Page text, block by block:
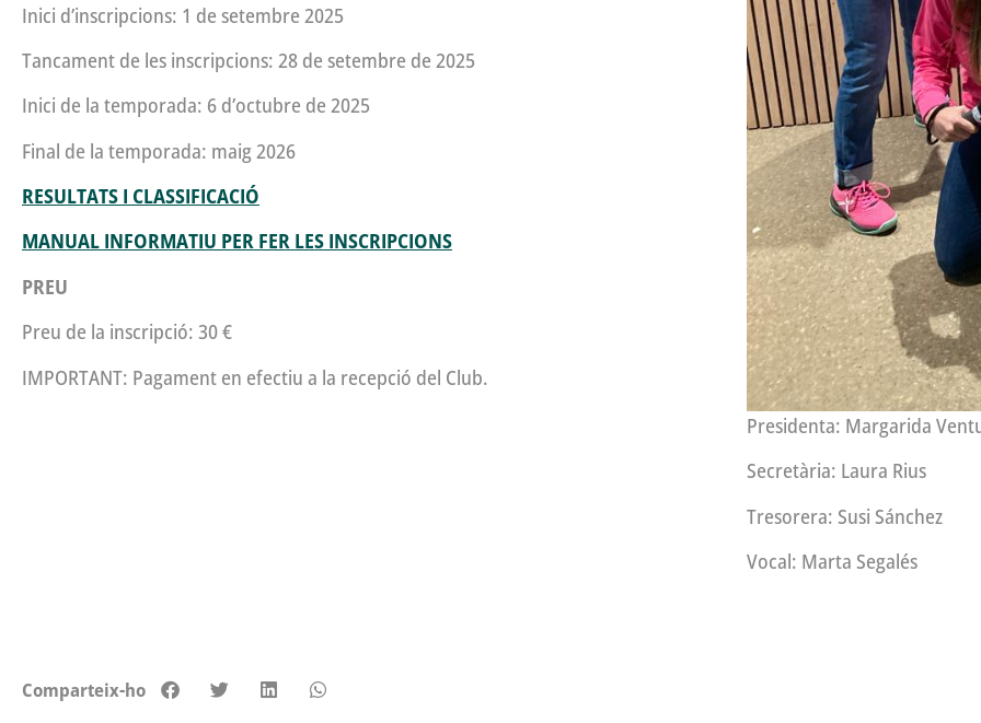
Inici d’inscripcions: 1 de setembre 2025
Tancament de les inscripcions: 28 de setembre de 2025
Inici de la temporada: 6 d’octubre de 2025
Final de la temporada: maig 2026
RESULTATS I CLASSIFICACIÓ
MANUAL INFORMATIU PER FER LES INSCRIPCIONS
PREU
Preu de la inscripció: 30 €
IMPORTANT: Pagament en efectiu a la recepció del Club.
Presidenta: Margarida
Secretària: Laura Rius
Tresorera: Susi Sánchez
Vocal: Marta Segalés
Comparteix-ho